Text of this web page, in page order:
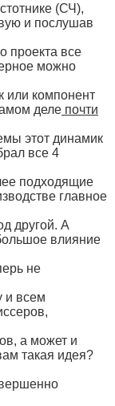
(СЧ),
и послушав
проекта все
можно
или компонент
деле почти
этот динамик
все 4
подходящие
главное
другой. А
влияние
не
и всем
а может и
такая идея?